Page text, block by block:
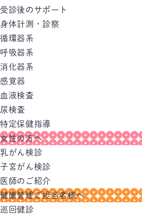
受診後のサポート
身体計測・診察
循環器系
呼吸器系
消化器系
感覚器
血液検査
尿検査
特定保健指導
女性の方へ
乳がん検診
子宮がん検診
医師のご紹介
健康管理ご担当者様へ
巡回健診